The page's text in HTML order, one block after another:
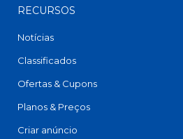
RECURSOS
Notícias
Classificados
Ofertas & Cupons
Planos & Preços
Criar anúncio